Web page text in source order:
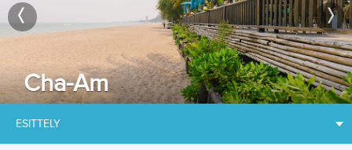
Cha-Am
ESITTELY